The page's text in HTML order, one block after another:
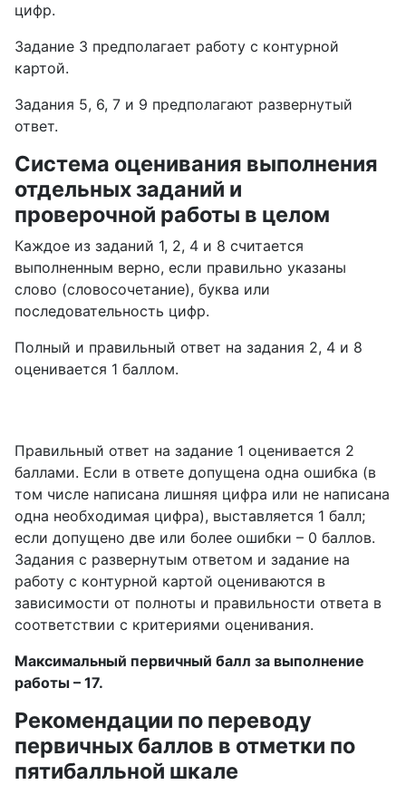
цифр.
Задание 3 предполагает работу с контурной
картой.
Задания 5, 6, 7 и 9 предполагают развернутый
ответ.
Система оценивания выполнения
отдельных заданий и
проверочной работы в целом
Каждое из заданий 1, 2, 4 и 8 считается
выполненным верно, если правильно указаны
слово (словосочетание), буква или
последовательность цифр.
Полный и правильный ответ на задания 2, 4 и 8
оценивается 1 баллом.
Правильный ответ на задание 1 оценивается 2
баллами. Если в ответе допущена одна ошибка (в
том числе написана лишняя цифра или не написана
одна необходимая цифра), выставляется 1 балл;
если допущено две или более ошибки – 0 баллов.
Задания с развернутым ответом и задание на
работу с контурной картой оцениваются в
зависимости от полноты и правильности ответа в
соответствии с критериями оценивания.
Максимальный первичный балл за выполнение
работы – 17.
Рекомендации по переводу
первичных баллов в отметки по
пятибалльной шкале